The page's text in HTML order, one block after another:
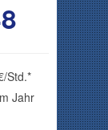
Std.*
Jahr